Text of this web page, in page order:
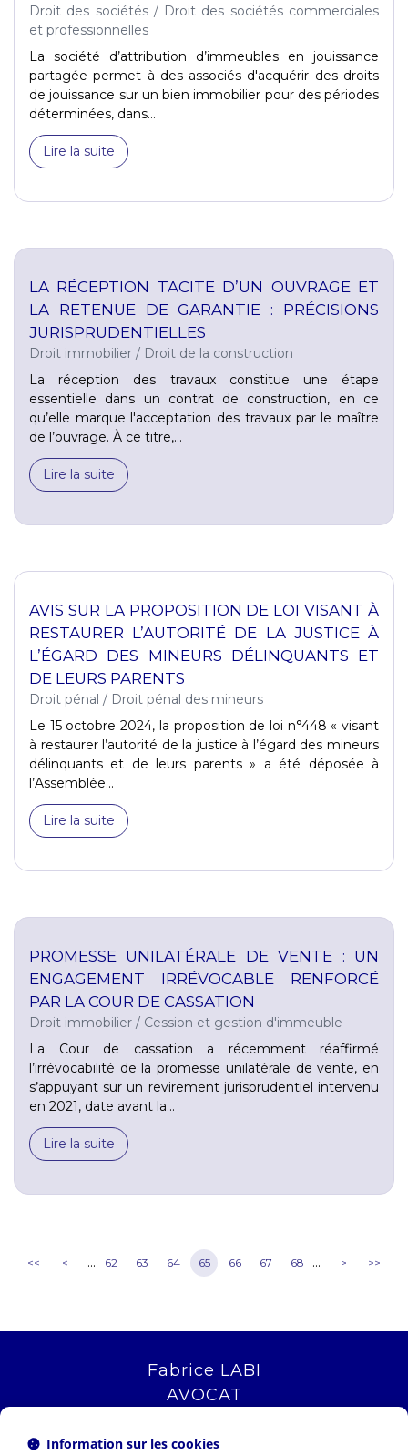
Droit des sociétés/ Droit des sociétés commerciales
et professionnelles
La société d’attribution d’immeubles en jouissance
partagée permet à des associés d'acquérir des droits
de jouissance sur un bien immobilier pour des périodes
déterminées, dans...
Lire la suite
LA RÉCEPTION TACITE D’UN OUVRAGE ET
LA RETENUE DE GARANTIE : PRÉCISIONS
JURISPRUDENTIELLES
Droit immobilier / Droit de la construction
La réception des travaux constitue une étape
essentielle dans un contrat de construction, en ce
qu’elle marque l'acceptation des travaux par le maître
de l’ouvrage. À ce titre,...
Lire la suite
AVIS SUR LA PROPOSITION DE LOI VISANT À
RESTAURER L’AUTORITÉ DE LA JUSTICE À
L’ÉGARD DES MINEURS DÉLINQUANTS ET
DE LEURS PARENTS
Droit pénal / Droit pénal des mineurs
Le 15 octobre 2024, la proposition de loi n°448 « visant
à restaurer l’autorité de la justice à l’égard des mineurs
délinquants et de leurs parents » a été déposée à
l’Assemblée...
Lire la suite
PROMESSE UNILATÉRALE DE VENTE : UN
ENGAGEMENT IRRÉVOCABLE RENFORCÉ
PAR LA COUR DE CASSATION
Droit immobilier / Cession et gestion d'immeuble
La Cour de cassation a récemment réaffirmé
l’irrévocabilité de la promesse unilatérale de vente, en
s’appuyant sur un revirement jurisprudentiel intervenu
en 2021, date avant la...
Lire la suite
<< < ... 62 63 64 65 66 67 68 ... > >>
Fabrice LABI
AVOCAT
13006 MARSEILLE
Information sur les cookies